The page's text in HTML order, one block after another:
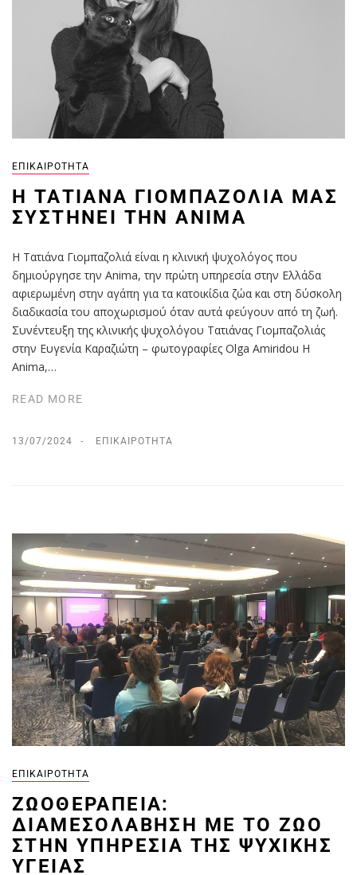
ΕΠΙΚΑΙΡΌΤΗΤΑ
Η ΤΑΤΙΆΝΑ ΓΙΟΜΠΑΖΟΛΙΆ ΜΑΣ
ΣΥΣΤΉΝΕΙ ΤΗΝ ANIMA
Η Τατιάνα Γιομπαζολιά είναι η κλινική ψυχολόγος που
δημιούργησε την Anima, την πρώτη υπηρεσία στην Ελλάδα
αφιερωμένη στην αγάπη για τα κατοικίδια ζώα και στη δύσκολη
διαδικασία του αποχωρισμού όταν αυτά φεύγουν από τη ζωή.
Συνέντευξη της κλινικής ψυχολόγου Τατιάνας Γιομπαζολιάς
στην Ευγενία Καραζιώτη – φωτογραφίες Olga Amiridou Η
Anima,…
READ MORE
13/07/2024 ΕΠΙΚΑΙΡΌΤΗΤΑ
ΕΠΙΚΑΙΡΌΤΗΤΑ
ΖΩΟΘΕΡΑΠΕΊΑ:
ΔΙΑΜΕΣΟΛΆΒΗΣΗ ΜΕ ΤΟ ΖΏΟ
ΣΤΗΝ ΥΠΗΡΕΣΊΑ ΤΗΣ ΨΥΧΙΚΉΣ
ΥΓΕΊΑΣ